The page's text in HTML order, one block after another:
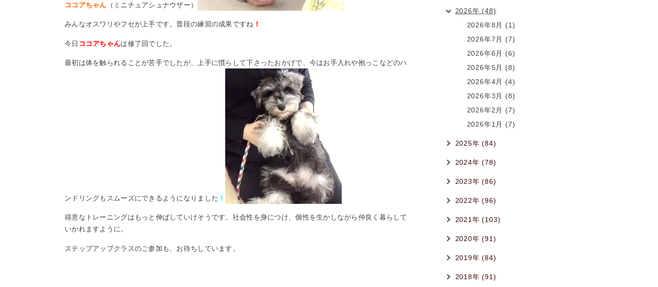
ココアちゃん （ミニチュアシュナウザー）
みんなオスワリやフセが上手です。普段の練習の成果ですね ！
今日 ココアちゃんは修了回でした。
最初は体を触られることが苦手でしたが、上手に慣らして下さったおかげで、今はお手入れや抱っこなどのハ
ンドリングもスムーズにできるようになりました ！
得意なトレーニングはもっと伸ばしていけそうです。社会性を身につけ、個性を生かしながら仲良く暮らして
いかれますように。
ステップアップクラスのご参加も、お待ちしています。
2026年 (48)
2026年8月 (1)
2026年7月 (7)
2026年6月 (6)
2026年5月 (8)
2026年4月 (4)
2026年3月 (8)
2026年2月 (7)
2026年1月 (7)
2025年 (84)
2024年 (78)
2023年 (86)
2022年 (96)
2021年 (103)
2020年 (91)
2019年 (84)
2018年 (91)